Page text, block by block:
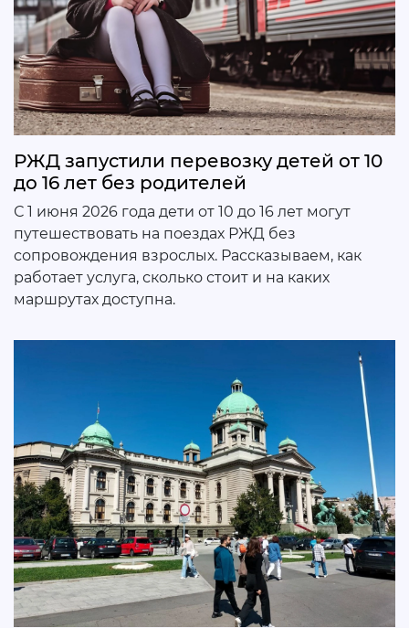
РЖД запустили перевозку детей от 10
до 16 лет без родителей
С 1 июня 2026 года дети от 10 до 16 лет могут
путешествовать на поездах РЖД без
сопровождения взрослых. Рассказываем, как
работает услуга, сколько стоит и на каких
маршрутах доступна.